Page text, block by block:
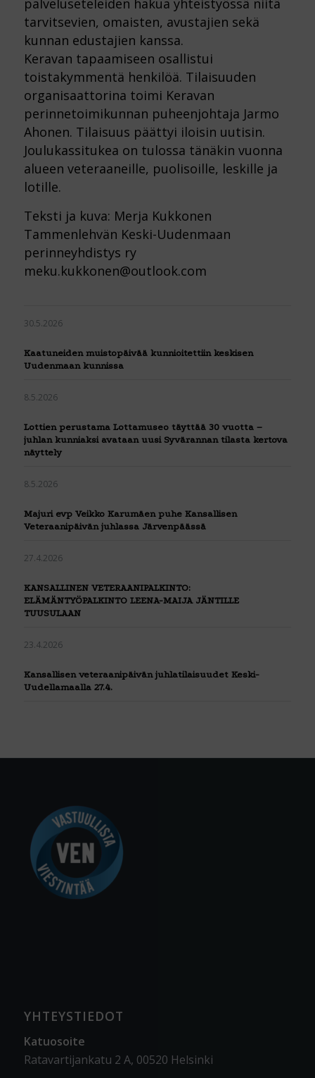
palveluseteleiden hakua yhteistyössä niitä
tarvitsevien, omaisten, avustajien sekä
kunnan edustajien kanssa.
Keravan tapaamiseen osallistui
toistakymmentä henkilöä. Tilaisuuden
organisaattorina toimi Keravan
perinnetoimikunnan puheenjohtaja Jarmo
Ahonen. Tilaisuus päättyi iloisin uutisin.
Joulukassitukea on tulossa tänäkin vuonna
alueen veteraaneille, puolisoille, leskille ja
lotille.
Teksti ja kuva: Merja Kukkonen
Tammenlehvän Keski-Uudenmaan
perinneyhdistys ry
meku.kukkonen@outlook.com
30.5.2026
Kaatuneiden muistopäivää kunnioitettiin keskisen
Uudenmaan kunnissa
8.5.2026
Lottien perustama Lottamuseo täyttää 30 vuotta –
juhlan kunniaksi avataan uusi Syvärannan tilasta kertova
näyttely
8.5.2026
Majuri evp Veikko Karumäen puhe Kansallisen
Veteraanipäivän juhlassa Järvenpäässä
27.4.2026
KANSALLINEN VETERAANIPALKINTO:
ELÄMÄNTYÖPALKINTO LEENA-MAIJA JÄNTILLE
TUUSULAAN
23.4.2026
Kansallisen veteraanipäivän juhlatilaisuudet Keski-
Uudellamaalla 27.4.
YHTEYSTIEDOT
Katuosoite
Ratavartijankatu 2 A, 00520 Helsinki